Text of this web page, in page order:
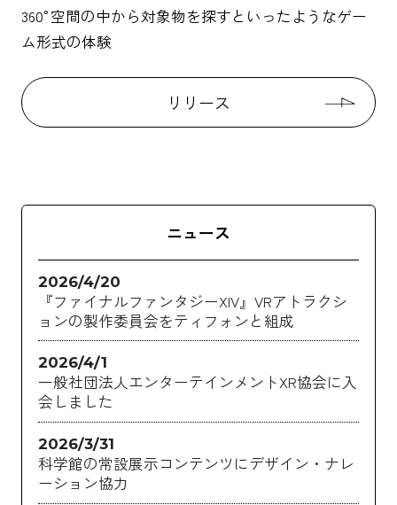
360°空間の中から対象物を探すといったようなゲー
ム形式の体験
リリース
2026/4/20
『ファイナルファンタジーXIV』VRアトラクシ
ョンの製作委員会をティフォンと組成
2026/4/1
一般社団法人エンターテインメントXR協会に入
会しました
2026/3/31
科学館の常設展示コンテンツにデザイン・ナレ
ーション協力